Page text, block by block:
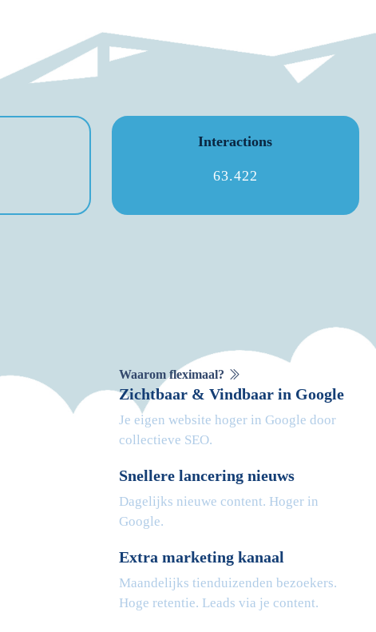
Interactions
63.422
Waarom fleximaal?
Zichtbaar & Vindbaar in Google
Je eigen website hoger in Google door
collectieve SEO.
Snellere lancering nieuws
Dagelijks nieuwe content. Hoger in
Google.
Extra marketing kanaal
Maandelijks tienduizenden bezoekers.
Hoge retentie. Leads via je content.